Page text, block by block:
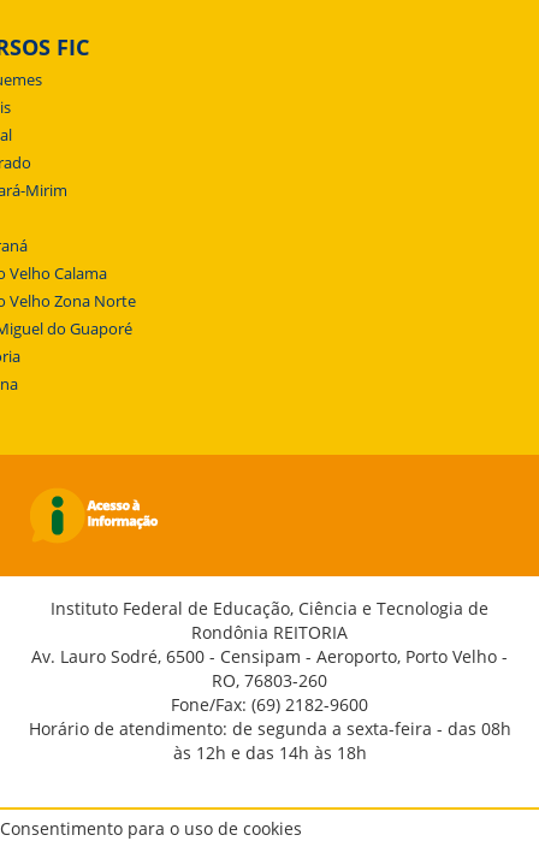
FIC
Mirim
Velho Calama
Velho Zona Norte
do Guaporé
Instituto Federal de Educação, Ciência e Tecnologia de
Rondônia REITORIA
Av. Lauro Sodré, 6500 - Censipam - Aeroporto, Porto Velho -
RO, 76803-260
Fone/Fax: (69) 2182-9600
Horário de atendimento: de segunda a sexta-feira - das 08h
às 12h e das 14h às 18h
Consentimento para o uso de cookies